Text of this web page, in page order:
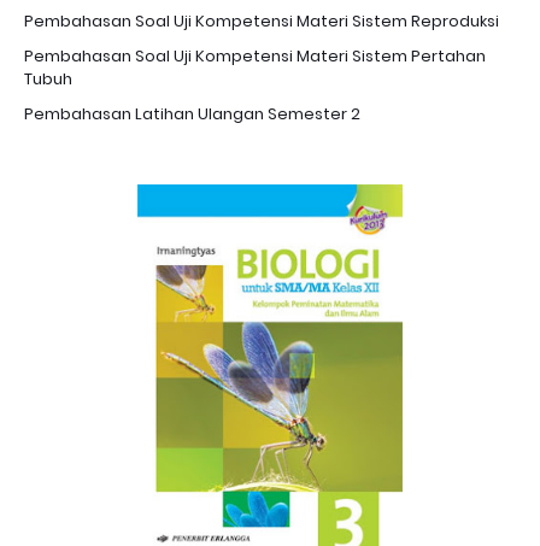
Pembahasan Soal Uji Kompetensi Materi Sistem Reproduksi
Pembahasan Soal Uji Kompetensi Materi Sistem Pertahan
Tubuh
Pembahasan Latihan Ulangan Semester 2